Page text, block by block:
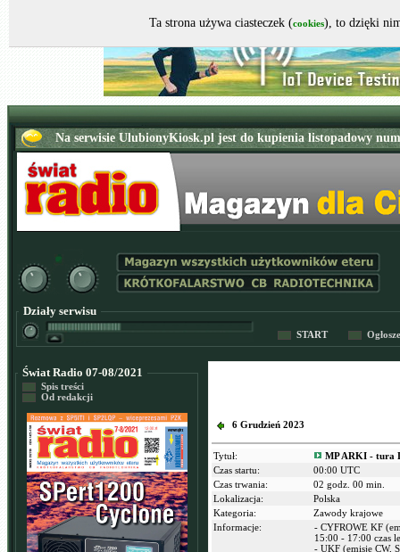
Działy serwisu
START
Świat Radio 07-08/2021
Spis treści
Od redakcji
6 Grudzień 2023
Tytuł:
MP ARKI - tura
Czas startu:
00:00 UTC
Czas trwania:
02 godz. 00 min.
Lokalizacja:
Polska
Kategoria:
Zawody krajowe
Informacje:
- CYFROWE KF
15:00 - 17:00 czas
- UKF (emisje CW,
Ta strona używa ciasteczek (cookies), to dzięki